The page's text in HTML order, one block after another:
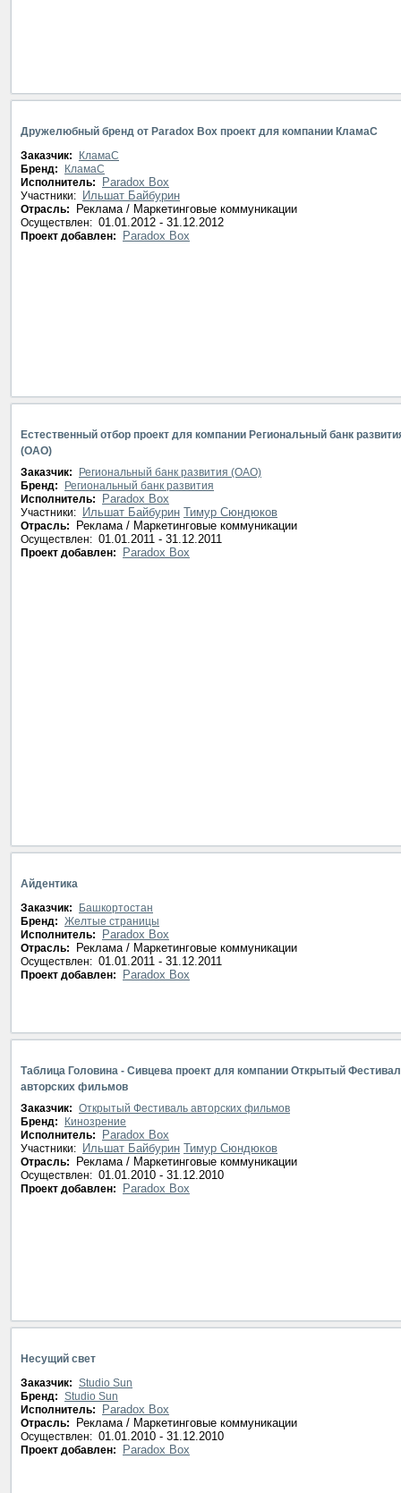
Дружелюбный бренд от Paradox Box проект для компании КламаС
Заказчик:
КламаС
Бренд:
КламаС
Исполнитель:
Paradox Box
Участники: Ильшат Байбурин
Отрасль: Реклама / Маркетинговые коммуникации
Осуществлен: 01.01.2012 - 31.12.2012
Проект добавлен: Paradox Box
Естественный отбор проект для компании Региональный банк
(ОАО)
Заказчик:
Региональный банк развития (ОАО)
Бренд:
Региональный банк развития
Исполнитель:
Paradox Box
Участники: Ильшат Байбурин Тимур Сюндюков
Отрасль: Реклама / Маркетинговые коммуникации
Осуществлен: 01.01.2011 - 31.12.2011
Проект добавлен: Paradox Box
Айдентика
Заказчик:
Башкортостан
Бренд: Желтые страницы
Исполнитель:
Paradox Box
Отрасль: Реклама / Маркетинговые коммуникации
Осуществлен: 01.01.2011 - 31.12.2011
Проект добавлен: Paradox Box
Таблица Головина - Сивцева проект для компании Открытый
авторских фильмов
Заказчик: Открытый Фестиваль авторских фильмов
Бренд:
Кинозрение
Исполнитель:
Paradox Box
Участники: Ильшат Байбурин Тимур Сюндюков
Отрасль: Реклама / Маркетинговые коммуникации
Осуществлен: 01.01.2010 - 31.12.2010
Проект добавлен: Paradox Box
Несущий свет
Заказчик: Studio Sun
Бренд: Studio Sun
Исполнитель:
Paradox Box
Отрасль: Реклама / Маркетинговые коммуникации
Осуществлен: 01.01.2010 - 31.12.2010
Проект добавлен: Paradox Box